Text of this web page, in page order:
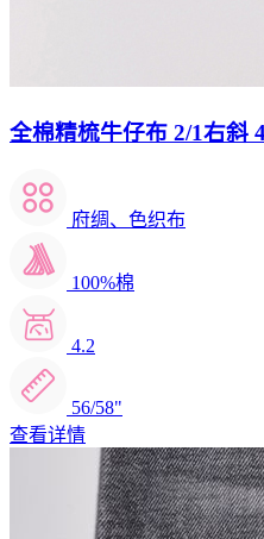
全棉精梳牛仔布 2/1右斜
府绸、色织布
100%棉
4.2
56/58"
查看详情